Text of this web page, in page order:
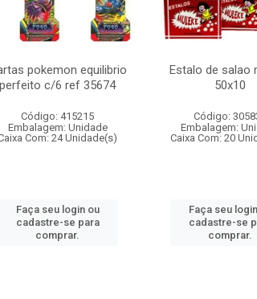
pokemon equilibrio
perfeito c/6 ref 35674
Código: 415215
Embalagem: Unidade
Com: 24 Unidade(s)
Faça seu login ou
cadastre-se para
comprar.
Estalo de salao
50x10
Código:
Embalagem:
Caixa Com: 20
Faça seu
cadastre-se
comprar.